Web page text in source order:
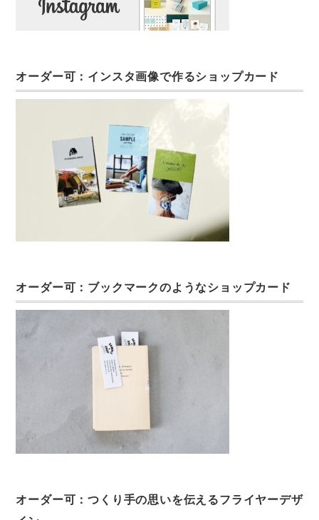
オーダー可：インスタ画像で作るショップカード
オーダー可：ブックマークのようなショップカード
オーダー可：つくり手の思いを伝えるフライヤーデザ